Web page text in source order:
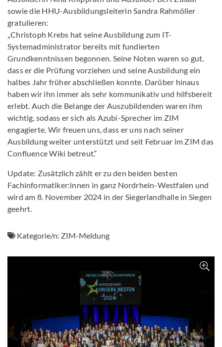
sowie die HHU-Ausbildungsleiterin Sandra Rahmöller
gratulieren:
„Christoph Krebs hat seine Ausbildung zum IT-
Systemadministrator bereits mit fundierten
Grundkenntnissen begonnen. Seine Noten waren so gut,
dass er die Prüfung vorziehen und seine Ausbildung ein
halbes Jahr früher abschließen konnte. Darüber hinaus
haben wir ihn immer als sehr kommunikativ und hilfsbereit
erlebt. Auch die Belange der Auszubildenden waren ihm
wichtig, sodass er sich als Azubi-Sprecher im ZIM
engagierte. Wir freuen uns, dass er uns nach seiner
Ausbildung weiter unterstützt und seit Februar im ZIM das
Confluence Wiki betreut.“
Update: Zusätzlich zählt er zu den beiden besten
Fachinformatiker:innen in ganz Nordrhein-Westfalen und
wird am 8. November 2024 in der Siegerlandhalle in Siegen
geehrt.
Kategorie/n: ZIM-Meldung